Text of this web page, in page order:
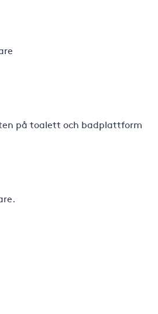
på toalett och badplattform